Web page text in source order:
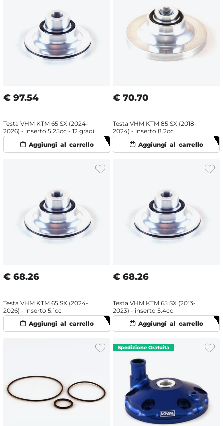
€ 97.54
Testa VHM KTM 65 SX (2024-
2026) - inserto 5.25cc - 12 gradi
€ 70.70
Testa VHM KTM 85 SX (2018-
2024) - inserto 8.2cc
€ 68.26
Testa VHM KTM 65 SX (2024-
2026) - inserto 5.1cc
€ 68.26
Testa VHM KTM 65 SX (2013-
2023) - inserto 5.4cc